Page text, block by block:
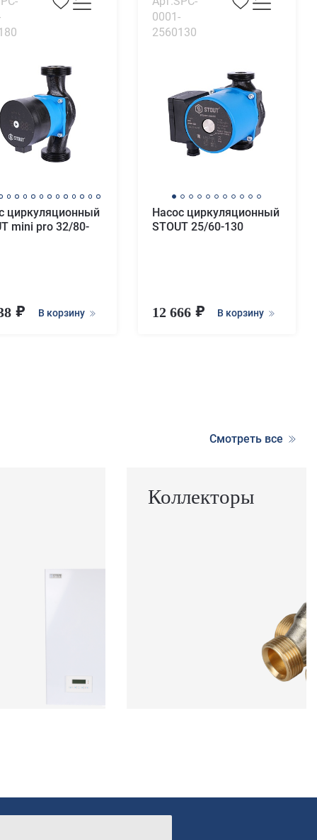
циркуляционный
mini pro 32/80-
В корзину
0001-
2560130
Насос циркуляционный
STOUT 25/60-130
12 666 В корзину
Смотреть все
Коллекторы